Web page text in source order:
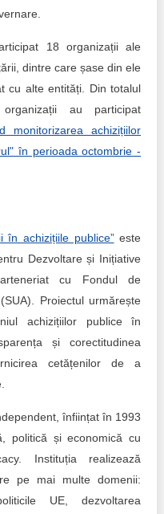
18 organizații ale
dintre care șase din ele
cu alte entități. Din totalul
au participat
monitorizarea achizițiilor
în perioada octombrie -
în achizițiile publice”este
Dezvoltare și Inițiative
cu Fondul de
Proiectul urmărește
achizițiilor publice în
și corectitudinea
cetățenilor de a
înființat în 1993
politică și economică cu
Instituția realizează
pe mai multe domenii:
UE, dezvoltarea